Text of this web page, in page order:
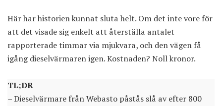
Här har historien kunnat sluta helt. Om det inte vore för
att det visade sig enkelt att återställa antalet
rapporterade timmar via mjukvara, och den vägen få
igång dieselvärmaren igen. Kostnaden? Noll kronor.
TL;DR
– Dieselvärmare från Webasto påstås slå av efter 800